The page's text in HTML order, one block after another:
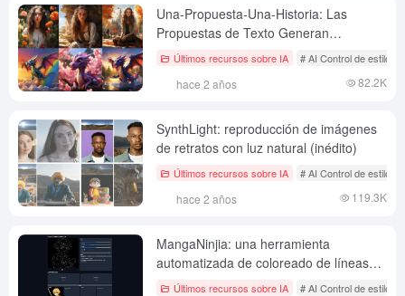
Una-Propuesta-Una-Historia: Las
Propuestas de Texto Generan
Imágenes Coherentes con la Identidad
Últimos recursos sobre IA # AI Control de estilo
hace 2 años 82.2K
SynthLight: reproducción de imágenes
de retratos con luz natural (inédito)
Últimos recursos sobre IA # AI Control de estilo
hace 2 años 119.3K
MangaNinjia: una herramienta
automatizada de coloreado de líneas
para colorear rápidamente dibujos
Últimos recursos sobre IA # AI Control de estilo